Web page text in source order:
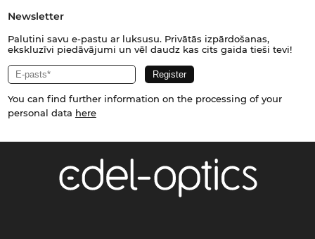
Newsletter
Palutini savu e-pastu ar luksusu. Privātās izpārdošanas,
ekskluzīvi piedāvājumi un vēl daudz kas cits gaida tieši tevi!
You can find further information on the processing of your
personal data here